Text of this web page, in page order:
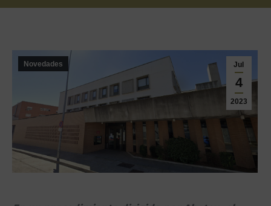
Estás aquí:
Jul
4
2023
Novedades